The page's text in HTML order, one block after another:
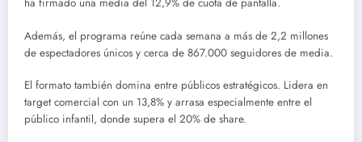
ha firmado una media del 12,9% de cuota de pantalla.
Además, el programa reúne cada semana a más de 2,2 millones
de espectadores únicos y cerca de 867.000 seguidores de media.
El formato también domina entre públicos estratégicos. Lidera en
target comercial con un 13,8% y arrasa especialmente entre el
público infantil, donde supera el 20% de share.